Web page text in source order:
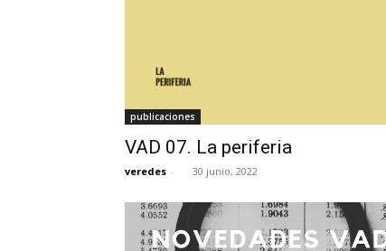
publicaciones
VAD 07. La periferia
veredes - 30 junio, 2022